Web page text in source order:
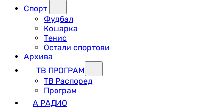
Спорт
Фудбал
Кошарка
Тенис
Остали спортови
Архива
ТВ ПРОГРАМ
ТВ Распоред
Програм
А РАДИО